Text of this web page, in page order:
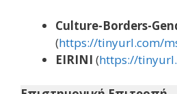
Culture-Borders-
(https://tinyurl.com/
EIRINI (https://